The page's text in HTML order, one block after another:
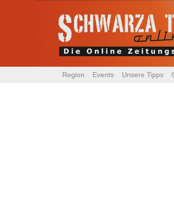
Region Events Unsere Tipps